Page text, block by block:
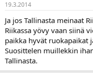
19.3.2014
Ja jos Tallinasta meinaat
Riikassa yövy vaan siinä
paikka hyvät ruokapaikat
Suosittelen muillekkin
Tallinasta.